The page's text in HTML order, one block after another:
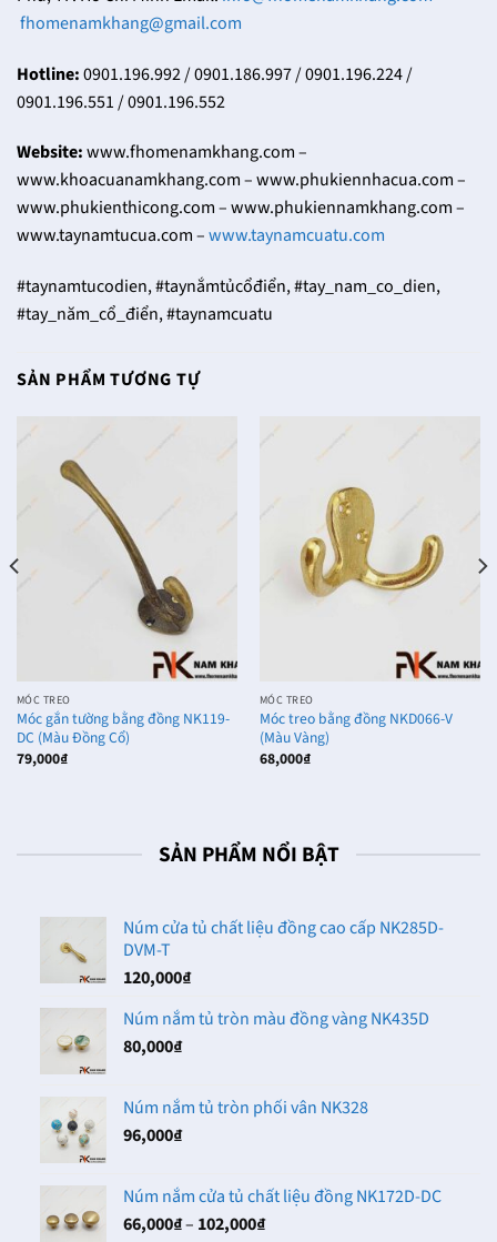
fhomenamkhang@gmail.com
Hotline:0901.196.992 / 0901.186.997 / 0901.196.224 /
0901.196.551 / 0901.196.552
Website:www.fhomenamkhang.com –
www.khoacuanamkhang.com – www.phukiennhacua.com –
www.phukienthicong.com – www.phukiennamkhang.com –
www.taynamtucua.com –www.taynamcuatu.com
#taynamtucodien, #taynắmtủcổđiển, #tay_nam_co_dien,
#tay_năm_cổ_điển, #taynamcuatu
SẢN PHẨM TƯƠNG TỰ
MÓC TREO
Móc gắn tường bằng đồng NK119-
DC (Màu Đồng Cổ)
79,000₫
MÓC TREO
Móc treo bằng đồng NKD066-V
(Màu Vàng)
68,000₫
SẢN PHẨM NỔI BẬT
Núm cửa tủ chất liệu đồng cao cấp NK285D-
DVM-T
120,000₫
Núm nắm tủ tròn màu đồng vàng NK435D
80,000₫
Núm nắm tủ tròn phối vân NK328
96,000₫
Núm nắm cửa tủ chất liệu đồng NK172D-DC
66,000₫– 102,000₫Khoảng